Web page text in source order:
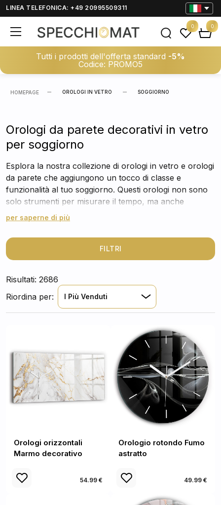
LINEA TELEFONICA: +49 20995509311
Tutti i prodotti dell'offerta standard -5%
Codice: PROMO5
0 0
HOMEPAGE OROLOGI IN VETRO SOGGIORNO
Orologi da parete decorativi in vetro
per soggiorno
Esplora la nostra collezione di orologi in vetro e orologi
da parete che aggiungono un tocco di classe e
funzionalità al tuo soggiorno. Questi orologi non sono
solo strumenti per misurare il tempo, ma anche
elementi decorativi che arricchiscono l'estetica del tuo
perfetto che si integri armoniosamente con il tuo
per saperne di più
FILTRI
Risultati: 2686
Riordina per:
I Più Venduti
Orologi orizzontali
Marmo decorativo
54.99 €
Orologio rotondo Fumo
astratto
49.99 €